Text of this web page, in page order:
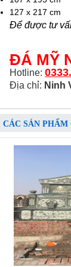
127 x 217 cm
Để được tư
ĐÁ MỸ
Hotline:
Địa chỉ: Ninh
CÁC SẢN